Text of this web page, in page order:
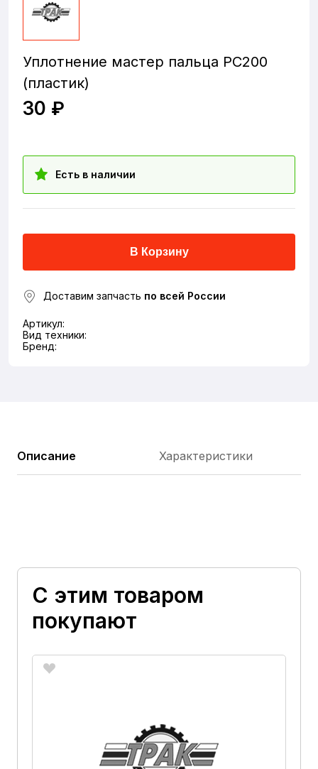
Уплотнение мастер пальца PC200
(пластик)
30 ₽
Есть в наличии
В Корзину
Доставим запчасть по всей России
Артикул:
Вид техники:
Бренд:
Описание Характеристики
С этим товаром
покупают